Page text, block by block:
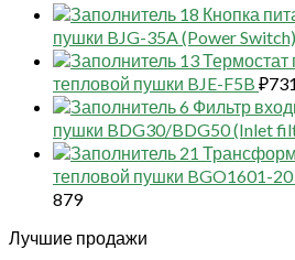
18 Кнопка
пушки BJG-35A (Power Switch)
13 Термостат
тепловой пушки BJE-F5B ₽731
6 Фильтр
пушки BDG30/BDG50 (Inlet
21
тепловой пушки BGO1601-
879
Лучшие продажи